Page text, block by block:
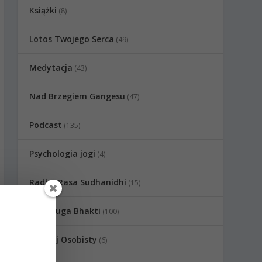
Książki (8)
Lotos Twojego Serca (49)
Medytacja (43)
Nad Brzegiem Gangesu (47)
Podcast (135)
Psychologia jogi (4)
Radha Rasa Sudhanidhi (15)
Raganuga Bhakti (100)
Rozwój Osobisty (6)